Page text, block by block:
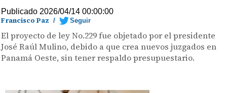
Publicado 2026/04/14 00:00:00
Francisco Paz / Seguir
El proyecto de ley No.229 fue objetado por el presidente
José Raúl Mulino, debido a que crea nuevos juzgados en
Panamá Oeste, sin tener respaldo presupuestario.